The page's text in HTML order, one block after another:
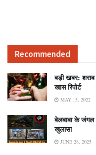
Recommended
बड़ी खबर:
खास रिपोर्ट
MAY 15, 2022
बेलबाबा के जंगल
खुलासा
JUNE 28, 2025